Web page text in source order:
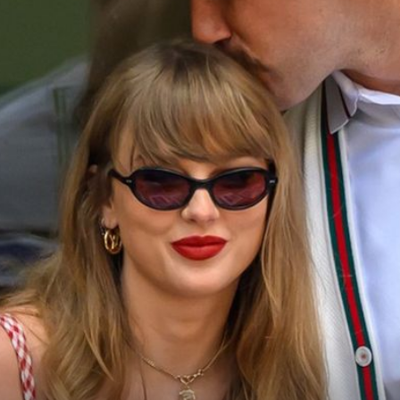
Taylor Swift i Travis Kelce - 4
+26
KONAČAN KRAJ
Među tisuću uzvanika nije bilo nje:
Swift poslala jasnu poruku bivšoj
prijateljici